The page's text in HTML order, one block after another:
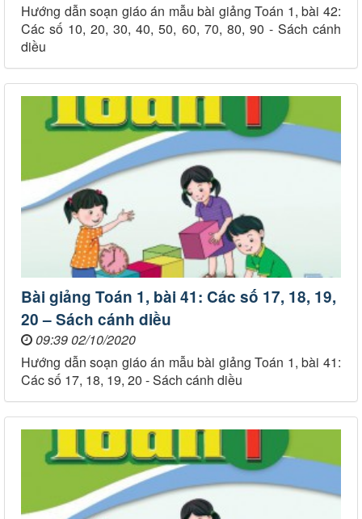
Hướng dẫn soạn giáo án mẫu bài giảng Toán 1, bài 42:
Các số 10, 20, 30, 40, 50, 60, 70, 80, 90 - Sách cánh
diều
Bài giảng Toán 1, bài 41: Các số 17, 18, 19,
20 – Sách cánh diều
09:39 02/10/2020
Hướng dẫn soạn giáo án mẫu bài giảng Toán 1, bài 41:
Các số 17, 18, 19, 20 - Sách cánh diều